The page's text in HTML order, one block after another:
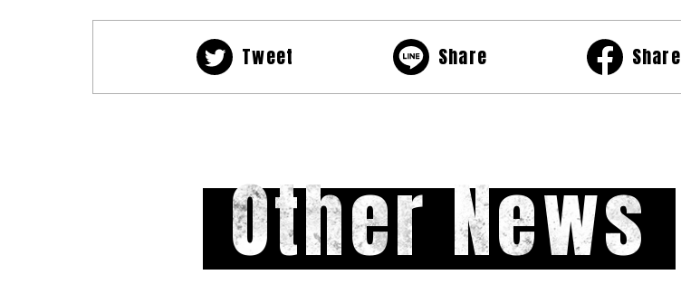
Tweet Share Share
Other News